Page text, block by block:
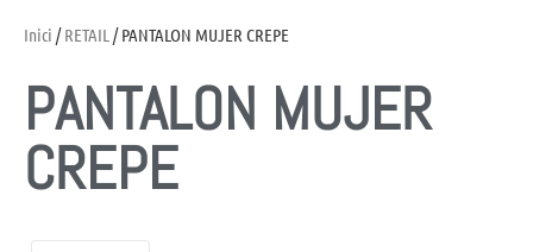
Inici /RETAIL / PANTALON MUJER CREPE
PANTALON MUJER
CREPE